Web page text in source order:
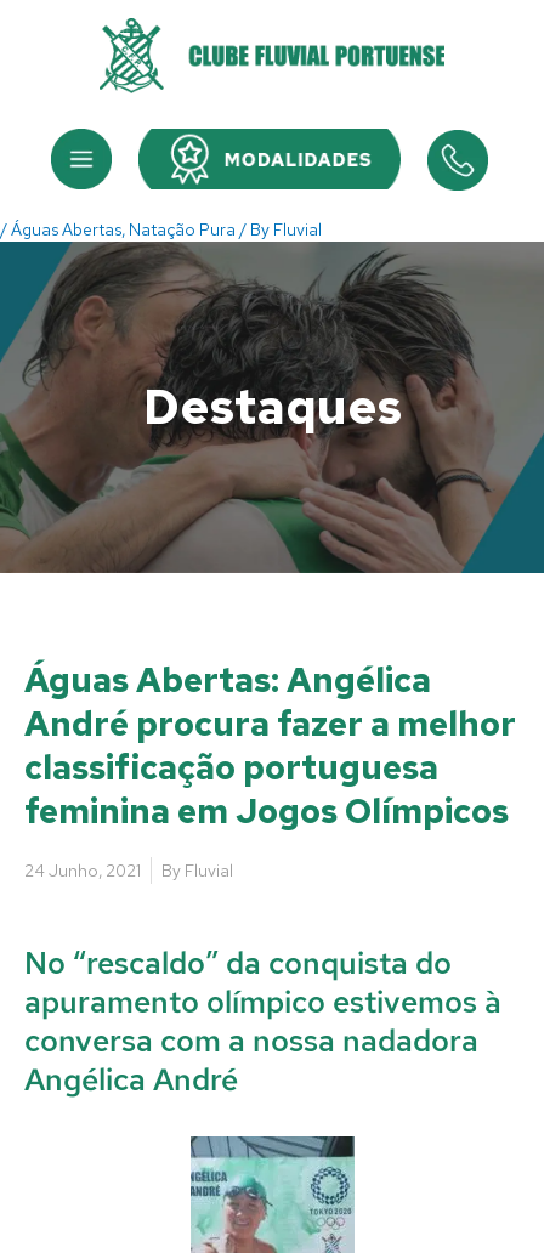
Menu Menu
/Águas Abertas, Natação Pura / By Fluvial
Destaques
Águas Abertas: Angélica
André procura fazer a melhor
classificação portuguesa
feminina em Jogos Olímpicos
24 Junho, 2021 By Fluvial
No “rescaldo” da conquista do
apuramento olímpico estivemos à
conversa com a nossa nadadora
Angélica André